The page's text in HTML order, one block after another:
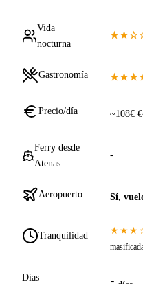
Vida
nocturna
Gastronomía
Precio/día ~108€
Ferry desde
Atenas
-
Aeropuerto Sí,
Tranquilidad
Días